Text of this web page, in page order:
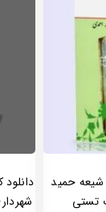
شیعه حمید